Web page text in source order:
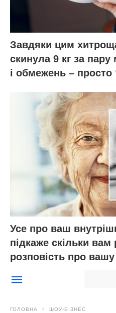
ЧИТАЙ ТАКОЖ:3
які не працюють і
робити так –
Нагадаємо,Ваші діти
садівництво:
городні роботи на
Новини, інтерв’ю, цікаві
сайті